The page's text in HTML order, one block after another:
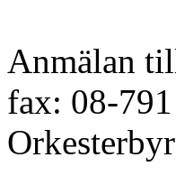
Anmälan
fax: 08-